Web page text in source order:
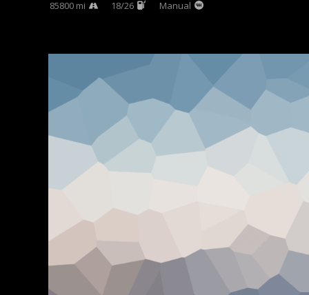
85800 mi 18/26 Manual